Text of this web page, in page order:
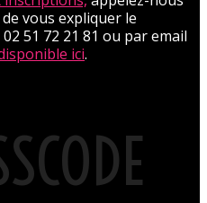
vous expliquer le
51 72 21 81 ou par email
ici.